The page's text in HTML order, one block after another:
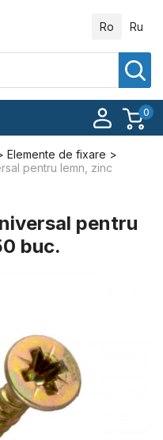
Ro Ru
0
Elemente de fixare
pentru lemn, zinc
pentru
buc.